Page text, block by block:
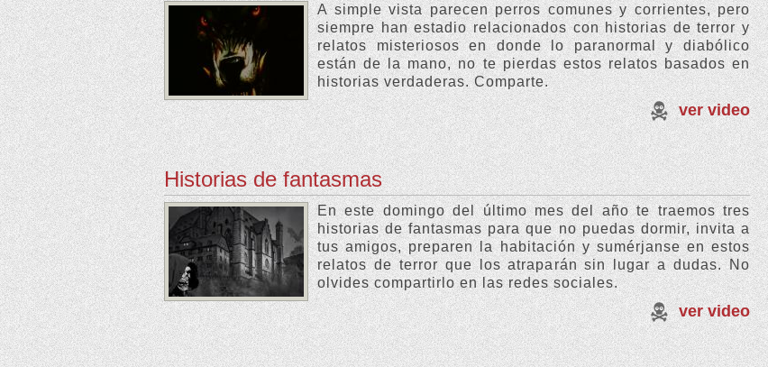
A simple vista parecen perros comunes y corrientes, pero
siempre han estadio relacionados con historias de terror y
relatos misteriosos en donde lo paranormal y diabólico
están de la mano, no te pierdas estos relatos basados en
historias verdaderas. Comparte.
ver video
Historias de fantasmas
En este domingo del último mes del año te traemos tres
historias de fantasmas para que no puedas dormir, invita a
tus amigos, preparen la habitación y sumérjanse en estos
relatos de terror que los atraparán sin lugar a dudas. No
olvides compartirlo en las redes sociales.
ver video